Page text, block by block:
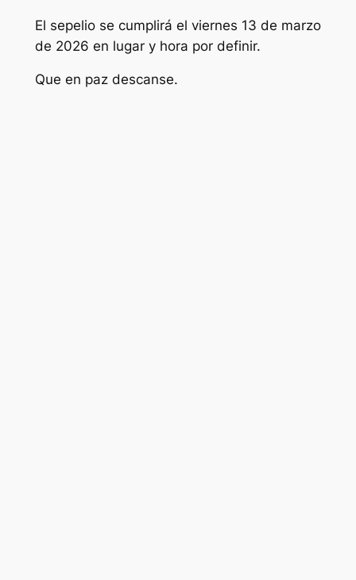
El sepelio se cumplirá el viernes 13 de marzo
de 2026 en lugar y hora por definir.
Que en paz descanse.